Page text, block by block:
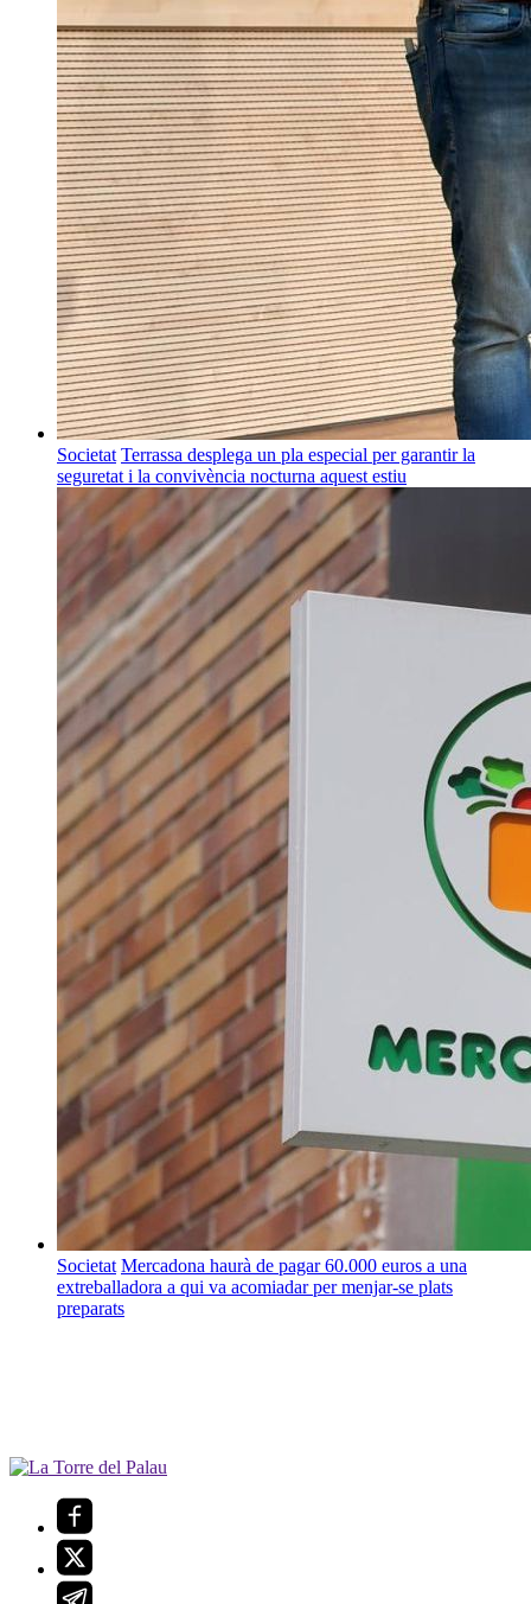
Societat Terrassa desplega un pla especial per garantir la
seguretat i la convivència nocturna aquest estiu
Societat Mercadona haurà de pagar 60.000 euros a una
extreballadora a qui va acomiadar per menjar-se plats
preparats